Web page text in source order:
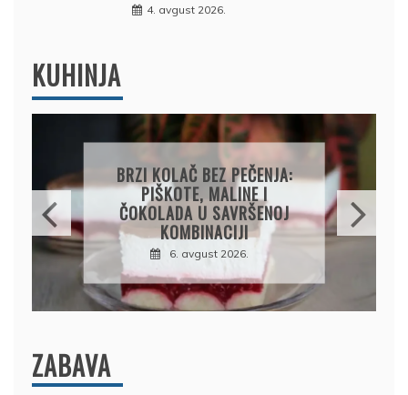
4. avgust 2026.
KUHINJA
PAPRIKE SA MESOM I
PIRINČEM NA KAŠIKU:
SOČAN I JEDNOSTAVAN
RUČAK IZ JEDNE ŠERPE
7. avgust 2026.
ZABAVA